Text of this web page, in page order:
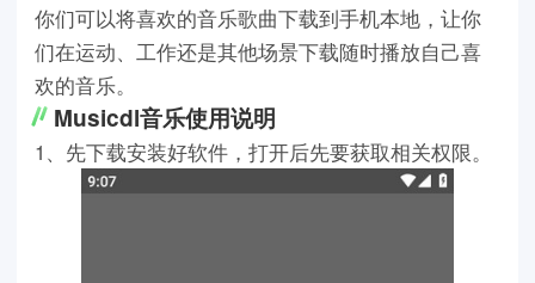
你们可以将喜欢的音乐歌曲下载到手机本地，让你
们在运动、工作还是其他场景下载随时播放自己喜
欢的音乐。
Musicdl音乐使用说明
1、先下载安装好软件，打开后先要获取相关权限。